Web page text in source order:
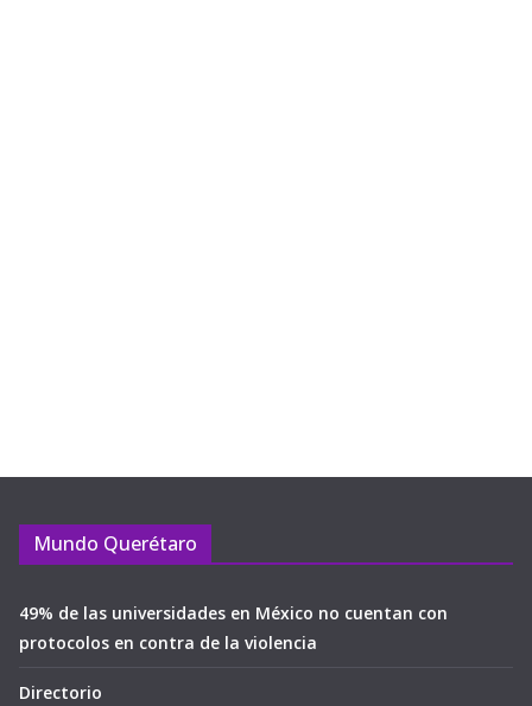
Mundo Querétaro
49% de las universidades en México no cuentan con
protocolos en contra de la violencia
Directorio